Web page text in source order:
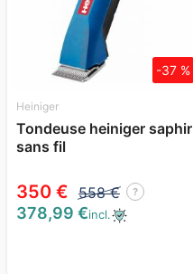
Heiniger
Tondeuse heiniger saphir
sans fil
350 € 558 € ?
-37 %
378,99 €incl.